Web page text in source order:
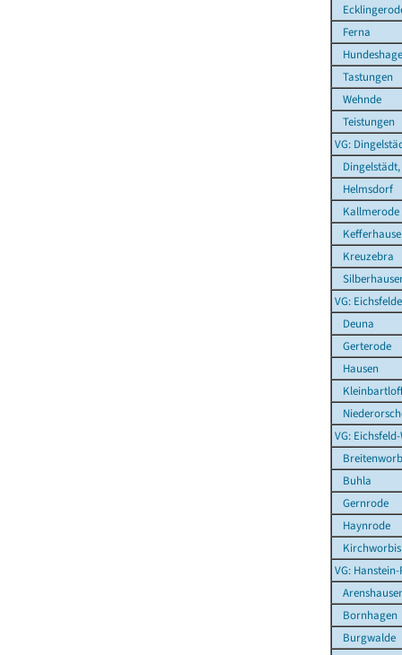
Ferna
Tastungen
Wehnde
Teistungen
VG:
Helmsdorf
Kallmerode
Kreuzebra
VG:
Deuna
Gerterode
Hausen
VG:
Buhla
Gernrode
Haynrode
Kirchworbis
VG:
Bornhagen
Burgwalde